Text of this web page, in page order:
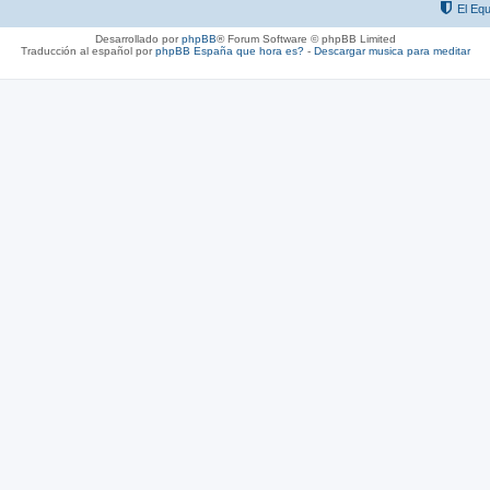
El
Desarrollado porphpBB® Forum Software © phpBB Limited
Traducción al español porphpBB España que hora es?- Descargar musica para meditar